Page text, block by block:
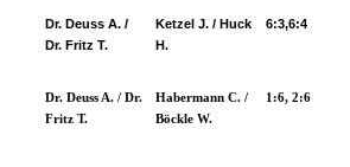
Dr. Deuss A. /
Dr. Fritz T.
Ketzel J. / Huck
H.
6:3,6:4
Dr. Deuss A. / Dr.
Fritz T.
Habermann C. /
Böckle W.
1:6, 2:6